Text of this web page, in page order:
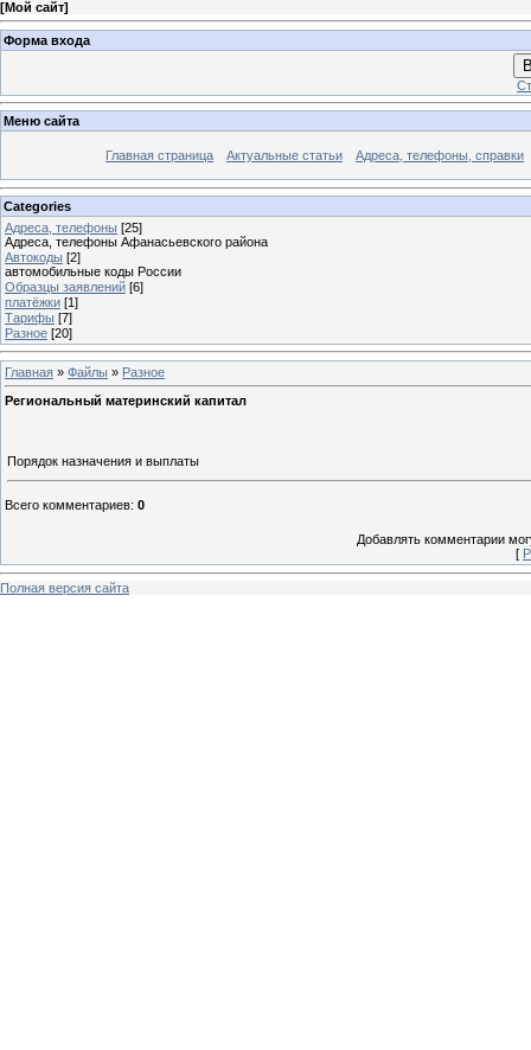
[Мой сайт]
Форма входа
Меню сайта
Главная страница Актуальные статьи Адреса, телефоны, справки
Categories
Адреса, телефоны [25]
Адреса, телефоны Афанасьевского района
Автокоды [2]
автомобильные коды России
Образцы заявлений [6]
платёжки [1]
Тарифы [7]
Разное [20]
Главная » Файлы » Разное
Региональный материнский капитал
Порядок назначения и выплаты
Всего комментариев: 0
Добавлять комментарии
[
Полная версия сайта